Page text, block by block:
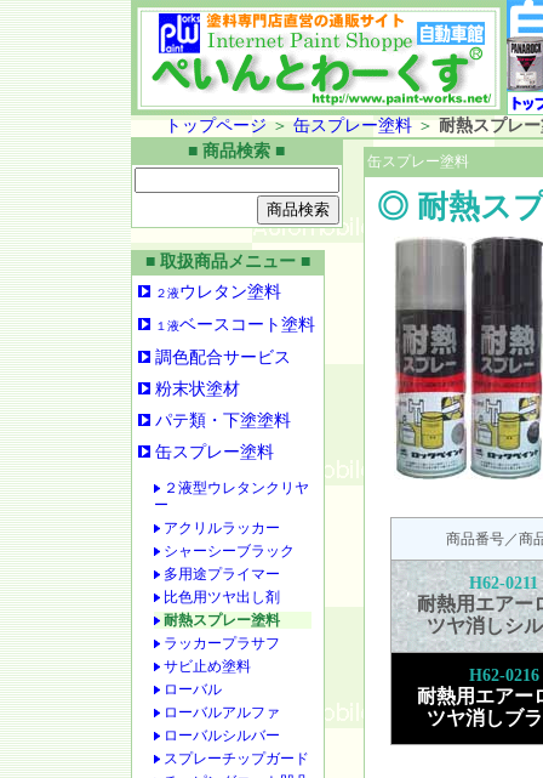
トップページ ＞ 缶スプレー塗料＞ 耐熱スプレ
■ 商品検索 ■
■ 取扱商品メニュー ■
２液ウレタン塗料
１液ベースコート塗料
調色配合サービス
粉末状塗材
パテ類・下塗塗料
缶スプレー塗料
２液型ウレタンクリヤ
ー
アクリルラッカー
シャーシーブラック
多用途プライマー
比色用ツヤ出し剤
耐熱スプレー塗料
ラッカープラサフ
サビ止め塗料
ローバル
ローバルアルファ
ローバルシルバー
スプレーチップガード
缶スプレー塗料
◎ 耐熱ス
商品番号／商
H62-0211
耐熱用エアー
ツヤ消しシ
H62-0216
耐熱用エアー
ツヤ消しブ